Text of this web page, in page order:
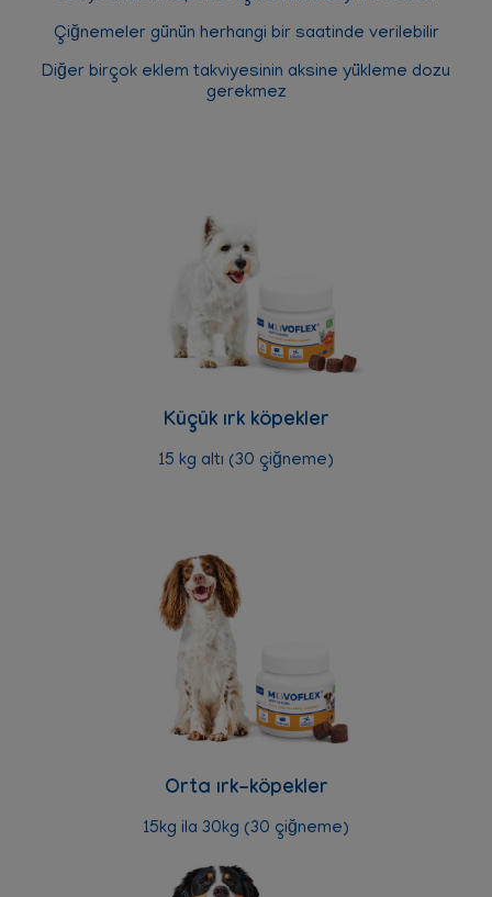
Çiğnemeler günün herhangi bir saatinde verilebilir
Diğer birçok eklem takviyesinin aksine yükleme dozu
gerekmez
Küçük ırk köpekler
15 kg altı (30 çiğneme)
Orta ırk-köpekler
15kg ila 30kg (30 çiğneme)